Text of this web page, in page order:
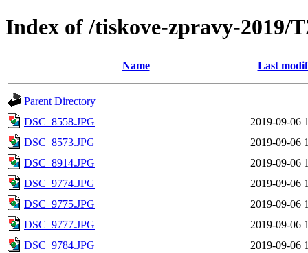
Index of /tiskove-zpravy-2019/
Name Last
Parent Directory
DSC_8558.JPG
2019-09-06
DSC_8573.JPG
2019-09-06
DSC_8914.JPG
2019-09-06
DSC_9774.JPG
2019-09-06
DSC_9775.JPG
2019-09-06
DSC_9777.JPG
2019-09-06
DSC_9784.JPG
2019-09-06